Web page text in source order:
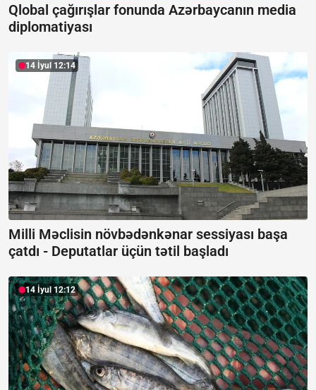
Qlobal çağırışlar fonunda Azərbaycanın media
diplomatiyası
14 İyul 12:14
Milli Məclisin növbədənkənar sessiyası başa
çatdı - Deputatlar üçün tətil başladı
14 İyul 12:12